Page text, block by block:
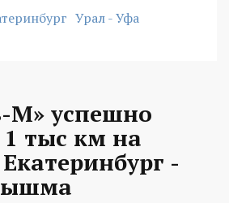
Урал - Уфа
М» успешно
1 тыс км на
-